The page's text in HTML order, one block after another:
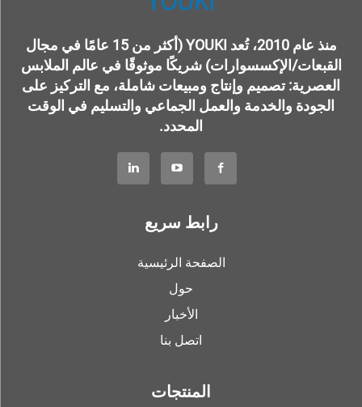
منذ عام 2010، تُعد YOUKI (أكثر من 15 عامًا في مجال
القبعات/الإكسسوارات) شريكًا موثوقًا في عالم الملابس
العصرية: تصميم وإنتاج ومبيعات شاملة، مع التركيز على
الجودة والخدمة والعمل الجماعي والتسليم في الوقت
المحدد.
رابط سريع
الصفحة الرئيسية
حول
الأخبار
اتصل بنا
المنتجات